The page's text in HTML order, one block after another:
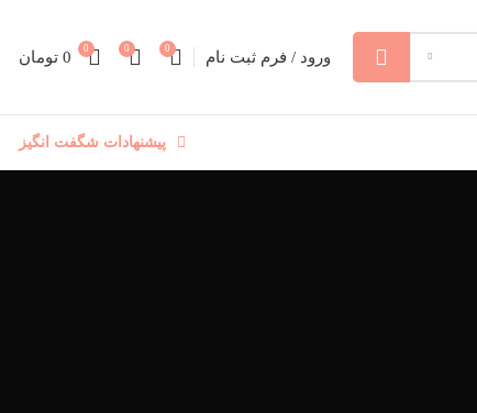
ورود / فرم ثبت نام 0
0
0
0 تومان
پیشنهادات شگفت انگیز